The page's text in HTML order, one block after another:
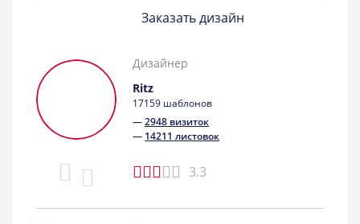
Заказать дизайн
Дизайнер
Ritz
17159 шаблонов
—2948 визиток
— 14211 листовок
3.3